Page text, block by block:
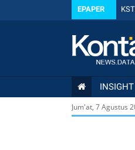
EPAPER
INSIGHT
Jum'at, 7 Agustus